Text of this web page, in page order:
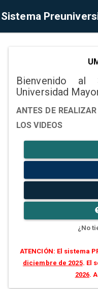
Sistema
Bienvenido al
Universidad
ANTES DE
LOS VIDEOS
¿No
ATENCIÓN: El sistema
diciembre de 2025. El
2026.